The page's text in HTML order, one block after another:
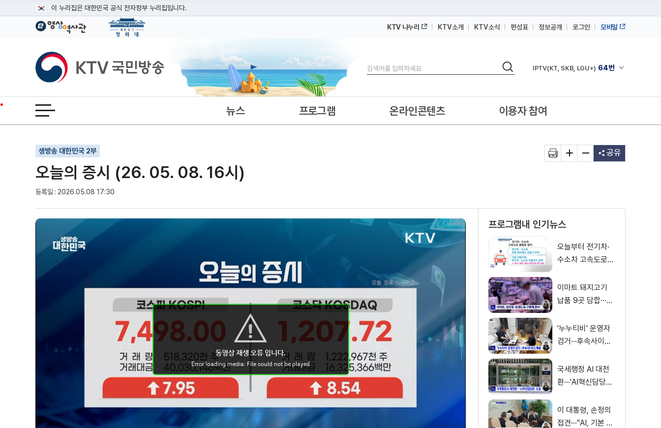
이 누리집은 대한민국 공식 전자정부 누리집입니다.
공식 누리집 주소 확인하기
이밖에 or.kr 또는 .kr등 다른 도메인 주소를 사용하고 있다면 아래 URL에서 도메인 주소를 확인해 보세요
운영중인 공식 누리집보기
KTV 나누리 KTV소개 KTV소식 편성표 정보공개 로그인 모바일
KTV국민방송
검색
검색 채널안내 펼쳐
IPTV(KT, SKB, LGU+) 64번
IPTV(KT, SKB, LGU+)
전체메뉴 열기 뉴스 프로그램 온라인콘텐츠 이용자 참여
생방송 대한민국 2부
오늘의 증시 (26. 05. 08. 16시)
등록일 : 2026.05.08 17:30
기사인쇄
글자확대
글자축소 공유
프로그램내 인기뉴스
오늘부터 전기차·
수소차 고속도로
이마트 돼지고기
납품 9곳 담합···과
'누누티비' 운영자
검거···후속사이트
국세행정 AI 대전
환···'AI혁신담당관'
이 대통령, 손정의
접견···"AI, 기본 인